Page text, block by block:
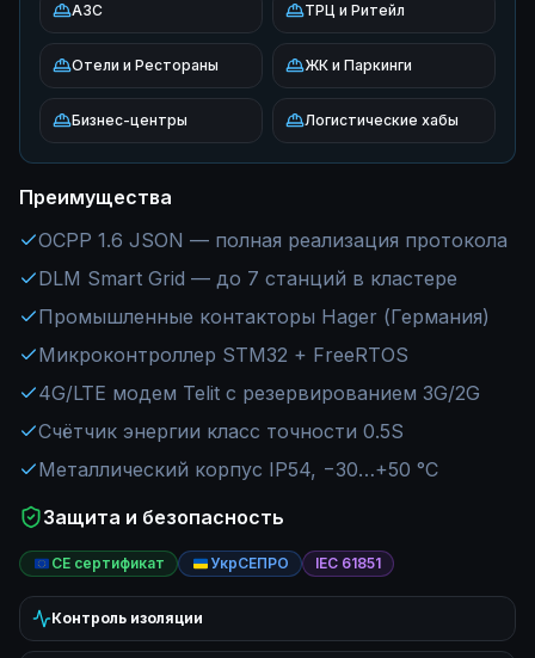
АЗС ТРЦ и Ритейл
Отели и Рестораны ЖК и Паркинги
Бизнес-центры Логистические хабы
Преимущества
OCPP 1.6 JSON — полная реализация протокола
DLM Smart Grid — до 7 станций в кластере
Промышленные контакторы Hager (Германия)
Микроконтроллер STM32 + FreeRTOS
4G/LTE модем Telit с резервированием 3G/2G
Счётчик энергии класс точности 0.5S
Металлический корпус IP54, −30…+50 °C
Защита и безопасность
CE сертификат УкрСЕПРО IEC 61851
Контроль изоляции